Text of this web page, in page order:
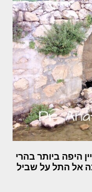
היפה ביותר בהרי
אל התל על שביל